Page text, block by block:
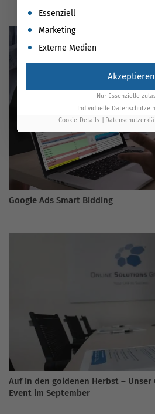
Google Ads Smart Bidding
Auf in den goldenen Herbst – Unser
Event im September
Es folgt eine Liste der Service-
Essenziell
Marketing
Externe Medien
Akzeptieren
Nur Essenzielle
Individuelle
Cookie-Details